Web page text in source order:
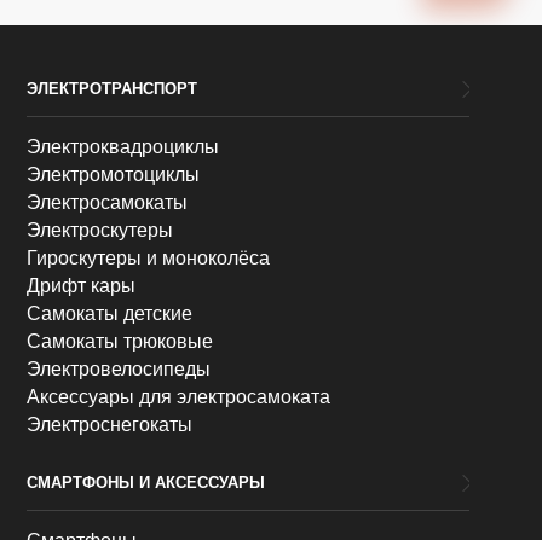
ЭЛЕКТРОТРАНСПОРТ
Электроквадроциклы
Электромотоциклы
Электросамокаты
Электроскутеры
Гироскутеры и моноколёса
Дрифт кары
Самокаты детские
Самокаты трюковые
Электровелосипеды
Аксессуары для электросамоката
Электроснегокаты
СМАРТФОНЫ И АКСЕССУАРЫ